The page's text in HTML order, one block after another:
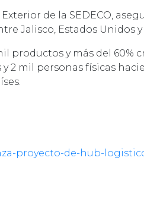
de la SEDECO,
Jalisco, Estados Unidos y
productos y más del 60%
2 mil personas físicas
proyecto-de-hub-